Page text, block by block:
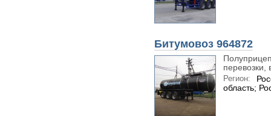
Битумовоз 964872
перевозки,
Регион:
область;